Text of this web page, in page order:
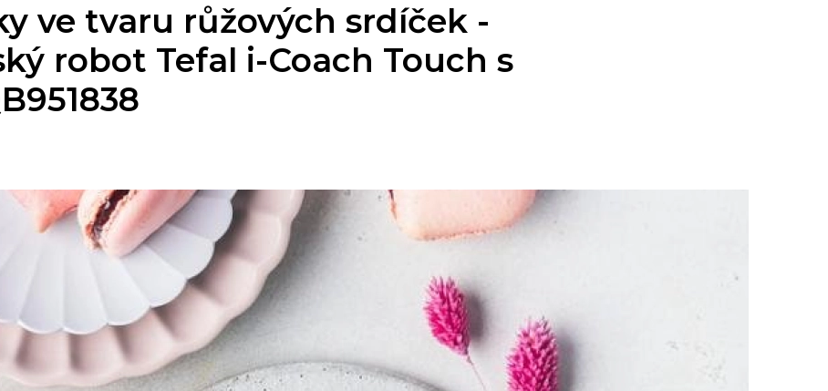
ve tvaru růžových srdíček -
robot Tefal i-Coach Touch s